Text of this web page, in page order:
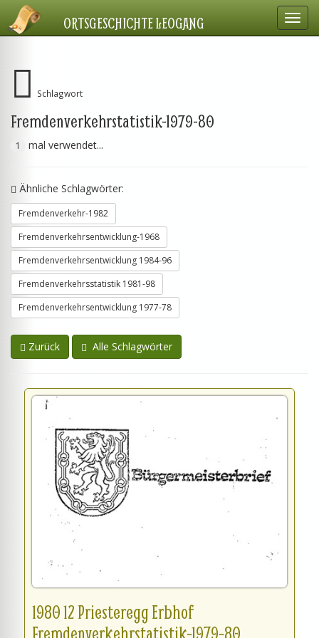
ORTSGESCHICHTE LEOGANG
Schlagwort
Fremdenverkehrstatistik-1979-80
1 mal verwendet...
Ähnliche Schlagwörter:
Fremdenverkehr-1982
Fremdenverkehrsentwicklung-1968
Fremdenverkehrsentwicklung 1984-96
Fremdenverkehrsstatistik 1981-98
Fremdenverkehrsentwicklung 1977-78
Zurück Alle Schlagwörter
1980 12 Priesteregg Erbhof
Fremdenverkehrstatistik-1979-80